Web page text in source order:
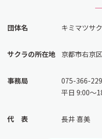
団体名 キミマツサ
サクラの所在地 京都市右京
事務局
075-366-
平日 9:00〜
代 表 長井 喜美